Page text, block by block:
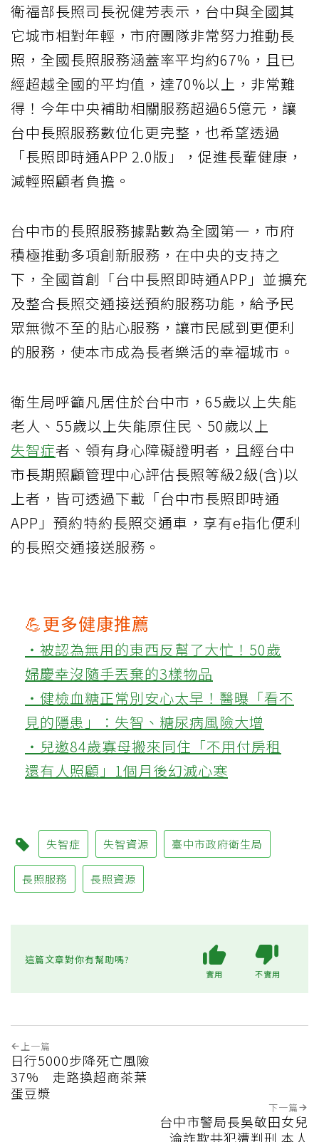
衛福部長照司長祝健芳表示，台中與全國其
它城市相對年輕，市府團隊非常努力推動長
照，全國長照服務涵蓋率平均約67%，且已
經超越全國的平均值，達70%以上，非常難
得！今年中央補助相關服務超過65億元，讓
台中長照服務數位化更完整，也希望透過
「長照即時通APP 2.0版」，促進長輩健康，
減輕照顧者負擔。
台中市的長照服務據點數為全國第一，市府
積極推動多項創新服務，在中央的支持之
下，全國首創「台中長照即時通APP」並擴充
及整合長照交通接送預約服務功能，給予民
眾無微不至的貼心服務，讓市民感到更便利
的服務，使本市成為長者樂活的幸福城市。
衛生局呼籲凡居住於台中市，65歲以上失能
老人、55歲以上失能原住民、50歲以上
失智症者、領有身心障礙證明者，且經台中
市長期照顧管理中心評估長照等級2級(含)以
上者，皆可透過下載「台中市長照即時通
APP」預約特約長照交通車，享有e指化便利
的長照交通接送服務。
💪更多健康推薦
‧被認為無用的東西反幫了大忙！50歲
婦慶幸沒隨手丟棄的3樣物品
‧健檢血糖正常別安心太早！醫曝「看不
見的隱患」：失智、糖尿病風險大增
‧兒邀84歲寡母搬來同住「不用付房租
還有人照顧」1個月後幻滅心寒
失智症 失智資源 臺中市政府衛生局
長照服務 長照資源
這篇文章對你有幫助嗎?
實用 不實用
上一篇
日行5000步降死亡風險
37% 走路換超商茶葉
蛋豆漿
下一篇
台中市警局長吳敬田女兒
淪詐欺共犯遭判刑 本人